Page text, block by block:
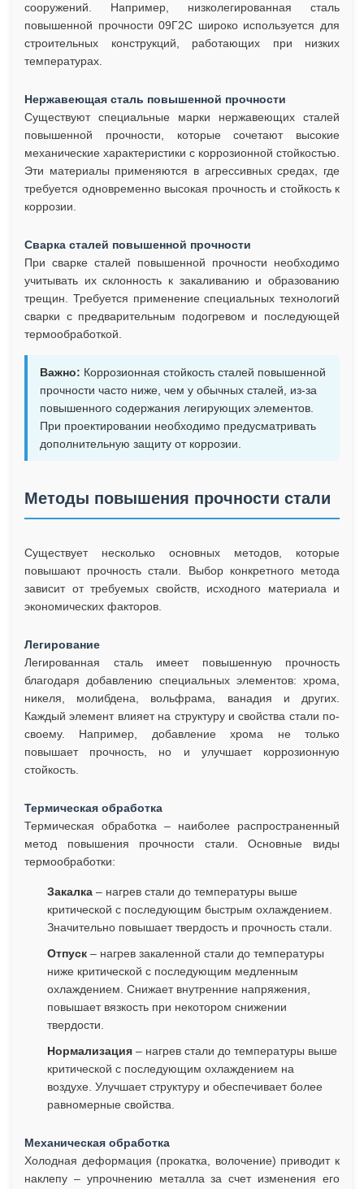
сооружений. Например, низколегированная сталь
повышенной прочности 09Г2С широко используется для
строительных конструкций, работающих при низких
температурах.
Нержавеющая сталь повышенной прочности
Существуют специальные марки нержавеющих сталей
повышенной прочности, которые сочетают высокие
механические характеристики с коррозионной стойкостью.
Эти материалы применяются в агрессивных средах, где
требуется одновременно высокая прочность и стойкость к
коррозии.
Сварка сталей повышенной прочности
При сварке сталей повышенной прочности необходимо
учитывать их склонность к закаливанию и образованию
трещин. Требуется применение специальных технологий
сварки с предварительным подогревом и последующей
термообработкой.
Важно: Коррозионная стойкость сталей повышенной
прочности часто ниже, чем у обычных сталей, из-за
повышенного содержания легирующих элементов.
При проектировании необходимо предусматривать
дополнительную защиту от коррозии.
Методы повышения прочности стали
Существует несколько основных методов, которые
повышают прочность стали. Выбор конкретного метода
зависит от требуемых свойств, исходного материала и
экономических факторов.
Легирование
Легированная сталь имеет повышенную прочность
благодаря добавлению специальных элементов: хрома,
никеля, молибдена, вольфрама, ванадия и других.
Каждый элемент влияет на структуру и свойства стали по-
своему. Например, добавление хрома не только
повышает прочность, но и улучшает коррозионную
стойкость.
Термическая обработка
Термическая обработка – наиболее распространенный
метод повышения прочности стали. Основные виды
термообработки:
Закалка – нагрев стали до температуры выше
критической с последующим быстрым охлаждением.
Значительно повышает твердость и прочность стали.
Отпуск – нагрев закаленной стали до температуры
ниже критической с последующим медленным
охлаждением. Снижает внутренние напряжения,
повышает вязкость при некотором снижении
твердости.
Нормализация – нагрев стали до температуры выше
критической с последующим охлаждением на
воздухе. Улучшает структуру и обеспечивает более
равномерные свойства.
Механическая обработка
Холодная деформация (прокатка, волочение) приводит к
наклепу – упрочнению металла за счет изменения его